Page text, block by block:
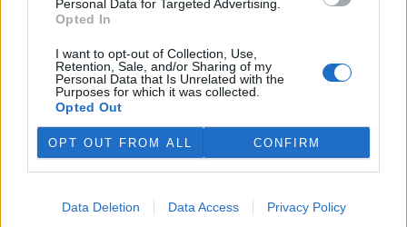
Personal Data for Targeted Advertising.
Opted In
I want to opt-out of Collection, Use,
Retention, Sale, and/or Sharing of my
Personal Data that Is Unrelated with the
Purposes for which it was collected.
Opted Out
OPT OUT FROM ALL CONFIRM
Data Deletion Data Access Privacy Policy
2.8.2026 18:12 | KŘIČEŇ (ČTK)
běžných zemědělských plodin.
Zatímco obilí zvládnou
zemědělci sklidit během
několika týdnů, u bylinek práce trvá měsíce. V Křični na Pardubicku
o tom vědí své, na Statku Junek vrcholí jedna z nejnáročnějších
částí sezony. ČTK to řekla majitelka hospodářství Iva Junková.
makiho trpasličího